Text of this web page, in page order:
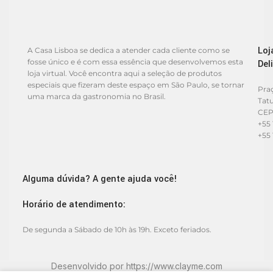
A Casa Lisboa se dedica a atender cada cliente como se
fosse único e é com essa essência que desenvolvemos esta
loja virtual. Você encontra aqui a seleção de produtos
especiais que fizeram deste espaço em São Paulo, se tornar
uma marca da gastronomia no Brasil.
+55
+55
Alguma dúvida? A gente ajuda você!
Horário de atendimento:
De segunda a Sábado de 10h às 19h. Exceto feriados.
Desenvolvido por https://www.clayme.com